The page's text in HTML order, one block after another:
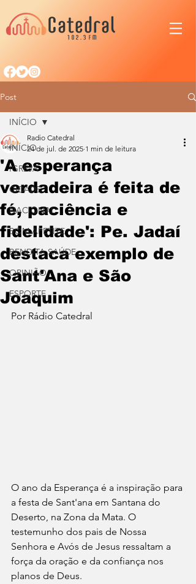
Post
INÍCIO
IGREJA
CIDADE
NACIONAL
BOM APETITE
BENDITA SAÚDE
OPINIÃO
ESPORTE
INÍCIO
'A esperança
verdadeira é feita de
fé, paciência e
fidelidade': Pe. Jadaí
destaca exemplo de
Sant'Ana e São
Joaquim
Radio Catedral
24 de jul. de 2025 1 min de leitura
Por Rádio Catedral
O ano da Esperança é a inspiração para
a festa de Sant'ana em Santana do
Deserto, na Zona da Mata. O
testemunho dos pais de Nossa
Senhora e Avós de Jesus ressaltam a
força da oração e da confiança nos
planos de Deus.